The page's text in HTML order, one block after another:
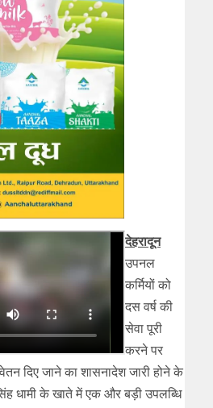
देहरादून
उपनल
कर्मियों को
दस वर्ष की
सेवा पूरी
करने पर
दिए जाने का शासनादेश जारी होने के
धामी के खाते में एक और बड़ी उपलब्धि